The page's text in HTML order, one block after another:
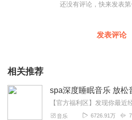
还没有评论，快来发表第
发表评论
相关推荐
音乐 6726.91万